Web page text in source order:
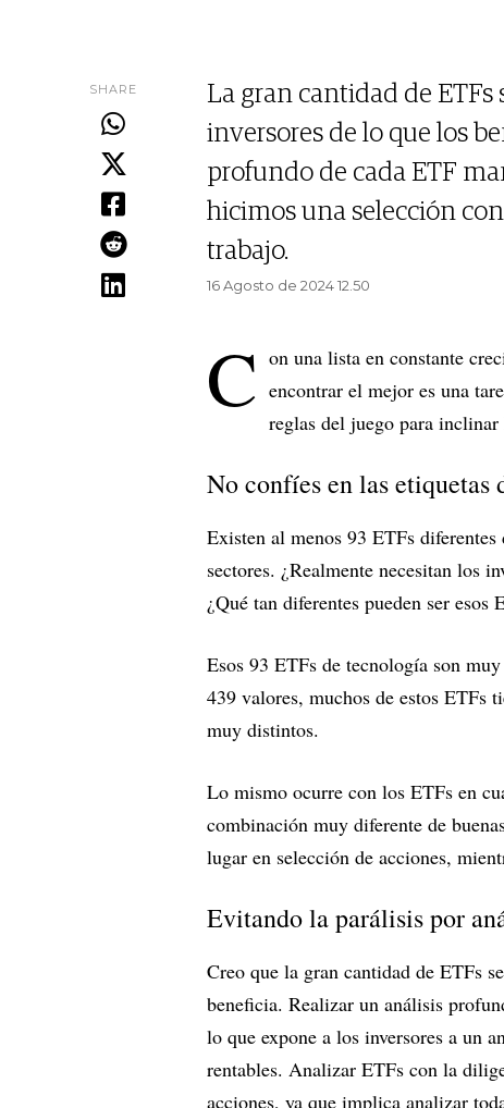
SHARE
La gran cantidad de ETFs
inversores de lo que los
profundo de cada ETF
hicimos una selección
trabajo.
16 Agosto de 2024 12.50
C on una lista en constante
encontrar el mejor es una
reglas del juego para
No confíes en las etiquetas
Existen al menos 93 ETFs
sectores. ¿Realmente necesitan los
¿Qué tan diferentes pueden ser esos
Esos 93 ETFs de tecnología son
439 valores, muchos de estos ETFs
muy distintos.
Lo mismo ocurre con los ETFs en
combinación muy diferente de
lugar en selección de acciones,
Evitando la parálisis por
Creo que la gran cantidad de ETFs
beneficia. Realizar un análisis
lo que expone a los inversores a un
rentables. Analizar ETFs con la
acciones, ya que implica analizar